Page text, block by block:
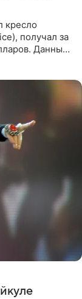
кресло
получал за
Данные